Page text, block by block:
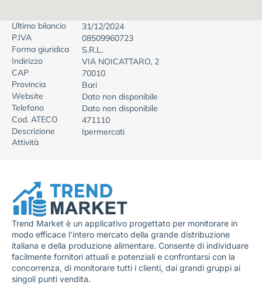
Ultimo bilancio
31/12/2024
P.IVA
08509960723
Forma giuridica
S.R.L.
Indirizzo
VIA NOICATTARO, 2
CAP
70010
Provincia
Bari
Website
Dato non disponibile
Telefono
Dato non disponibile
Cod. ATECO
471110
Descrizione
Attività
Ipermercati
Trend Market è un applicativo progettato per monitorare in
modo efficace l’intero mercato della grande distribuzione
italiana e della produzione alimentare. Consente di individuare
facilmente fornitori attuali e potenziali e confrontarsi con la
concorrenza, di monitorare tutti i clienti, dai grandi gruppi ai
singoli punti vendita.